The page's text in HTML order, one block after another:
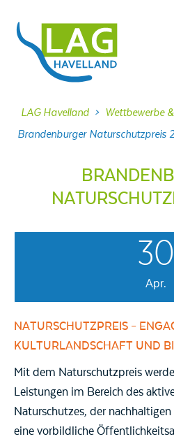
Projekte
DABEI
FRAGEN
Kontakt
LAG Havelland > Wettbewerbe
Brandenburger Naturschutzpreis
30
Apr.
NATURSCHUTZPREIS –
KULTURLANDSCHAFT UND
Mit dem Naturschutzpreis
Leistungen im Bereich des
Naturschutzes, der
eine vorbildliche